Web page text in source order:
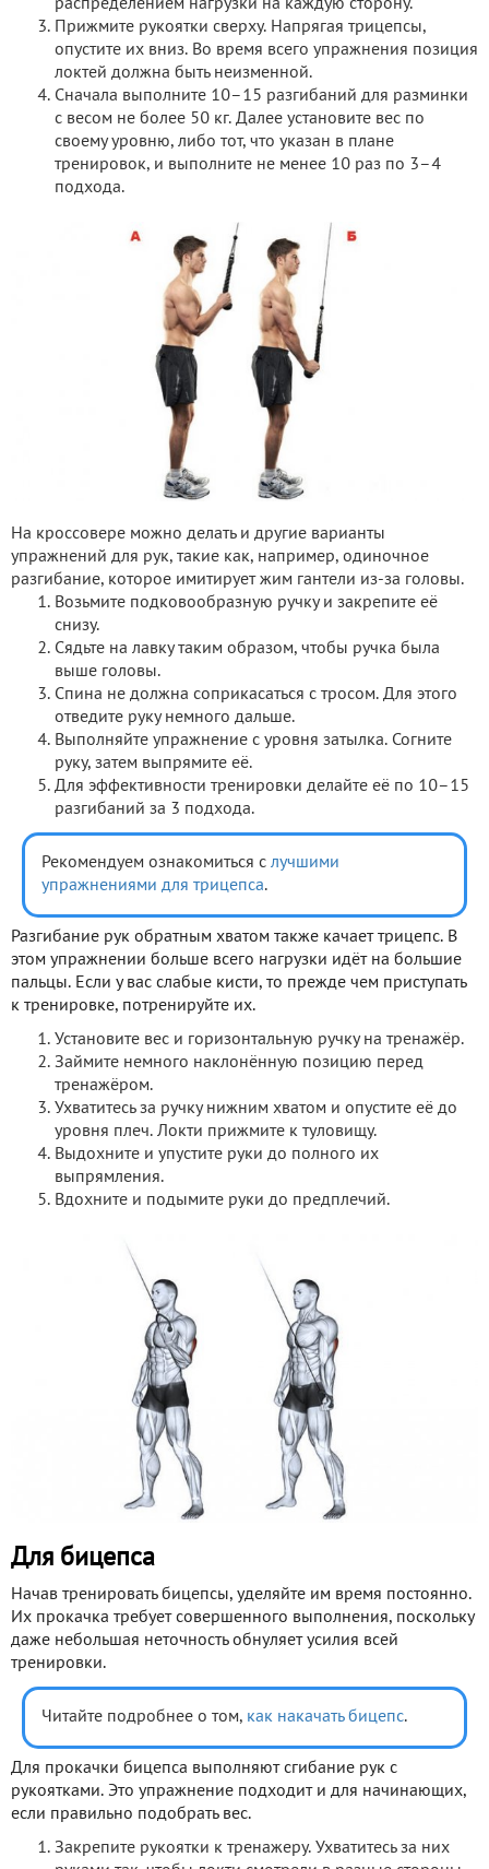
распределением нагрузки на каждую сторону.
Прижмите рукоятки сверху. Напрягая трицепсы,
опустите их вниз. Во время всего упражнения позиция
локтей должна быть неизменной.
Сначала выполните 10–15 разгибаний для разминки
с весом не более 50 кг. Далее установите вес по
своему уровню, либо тот, что указан в плане
тренировок, и выполните не менее 10 раз по 3–4
подхода.
На кроссовере можно делать и другие варианты
упражнений для рук, такие как, например, одиночное
разгибание, которое имитирует жим гантели из-за головы.
Возьмите подковообразную ручку и закрепите её
снизу.
Сядьте на лавку таким образом, чтобы ручка была
выше головы.
Спина не должна соприкасаться с тросом. Для этого
отведите руку немного дальше.
Выполняйте упражнение с уровня затылка. Согните
руку, затем выпрямите её.
Для эффективности тренировки делайте её по 10–15
разгибаний за 3 подхода.
Рекомендуем ознакомиться с лучшими
упражнениями для трицепса.
Разгибание рук обратным хватом также качает трицепс. В
этом упражнении больше всего нагрузки идёт на большие
пальцы. Если у вас слабые кисти, то прежде чем приступать
к тренировке, потренируйте их.
Установите вес и горизонтальную ручку на тренажёр.
Займите немного наклонённую позицию перед
тренажёром.
Ухватитесь за ручку нижним хватом и опустите её до
уровня плеч. Локти прижмите к туловищу.
Выдохните и упустите руки до полного их
выпрямления.
Вдохните и подымите руки до предплечий.
Для бицепса
Начав тренировать бицепсы, уделяйте им время постоянно.
Их прокачка требует совершенного выполнения, поскольку
даже небольшая неточность обнуляет усилия всей
тренировки.
Читайте подробнее о том, как накачать бицепс.
Для прокачки бицепса выполняют сгибание рук с
рукоятками. Это упражнение подходит и для начинающих,
если правильно подобрать вес.
Закрепите рукоятки к тренажеру. Ухватитесь за них